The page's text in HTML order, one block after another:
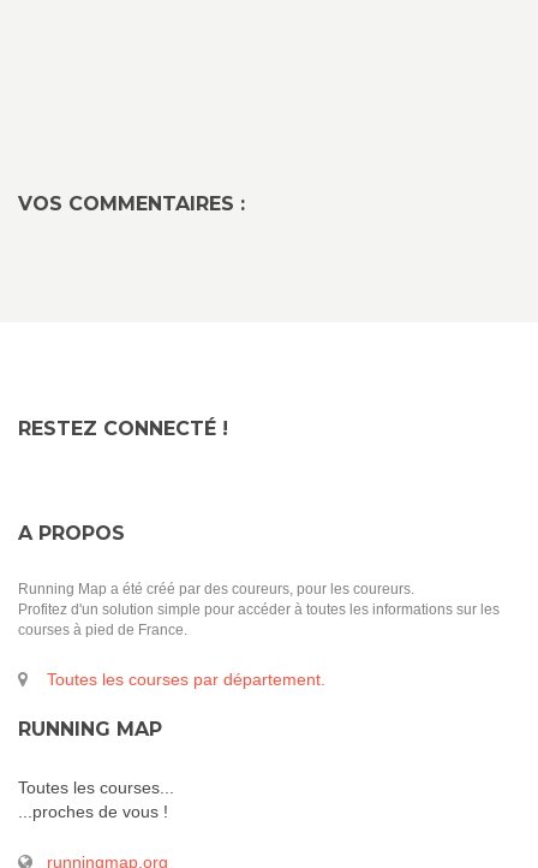
VOS COMMENTAIRES :
RESTEZ CONNECTÉ !
A PROPOS
Running Map a été créé par des coureurs, pour les coureurs.
Profitez d'un solution simple pour accéder à toutes les informations sur les
courses à pied de France.
Toutes les courses par département.
RUNNING MAP
Toutes les courses...
...proches de vous !
runningmap.org